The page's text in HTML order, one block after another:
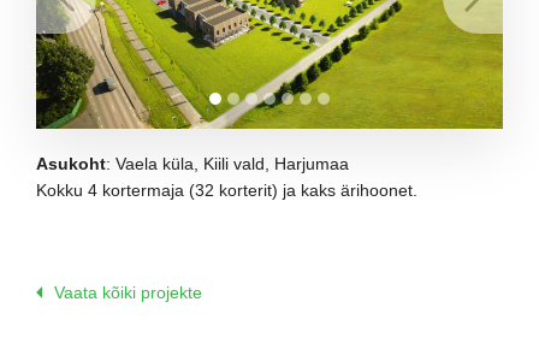
Asukoht: Vaela küla, Kiili vald, Harjumaa
Kokku 4 kortermaja (32 korterit) ja kaks ärihoonet.
Vaata kõiki projekte